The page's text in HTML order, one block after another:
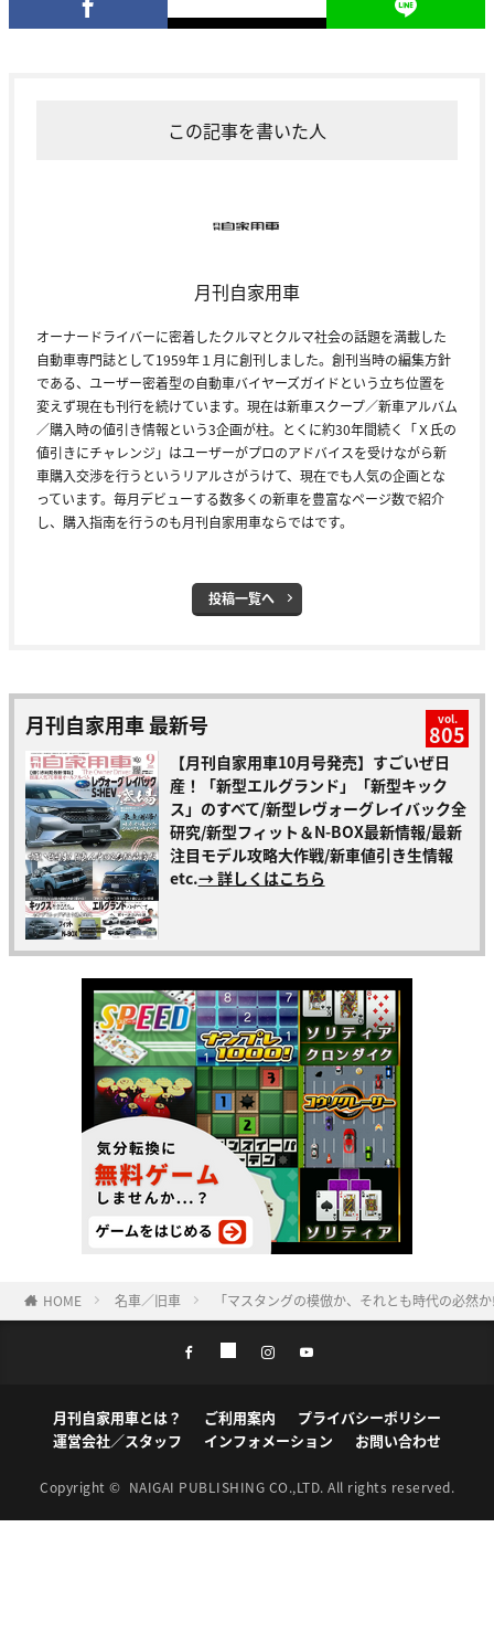
この記事を書いた人
月刊自家用車
オーナードライバーに密着したクルマとクルマ社会の話題を満載した
自動車専門誌として1959年１月に創刊しました。創刊当時の編集方針
である、ユーザー密着型の自動車バイヤーズガイドという立ち位置を
変えず現在も刊行を続けています。現在は新車スクープ／新車アルバム
／購入時の値引き情報という3企画が柱。とくに約30年間続く「Ｘ氏の
値引きにチャレンジ」はユーザーがプロのアドバイスを受けながら新
車購入交渉を行うというリアルさがうけて、現在でも人気の企画とな
っています。毎月デビューする数多くの新車を豊富なページ数で紹介
し、購入指南を行うのも月刊自家用車ならではです。
投稿一覧へ
月刊自家用車 最新号 vol.
805
【月刊自家用車10月号発売】すごいぜ日
産！「新型エルグランド」「新型キック
ス」のすべて/新型レヴォーグレイバック全
研究/新型フィット＆N-BOX最新情報/最新
注目モデル攻略大作戦/新車値引き生情報
etc.→ 詳しくはこちら
HOME 名車／旧車 「マスタングの模倣か、それとも時代の必然
月刊自家用車とは？ ご利用案内
プライバシーポリシー
運営会社／スタッフ
インフォメーション お問い合わせ
Copyright © NAIGAI PUBLISHING CO.,LTD. All rights reserved.